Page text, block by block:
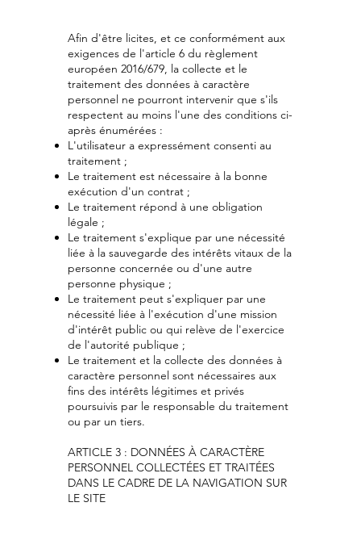
Afin d'être licites, et ce conformément aux
exigences de l'article 6 du règlement
européen 2016/679, la collecte et le
traitement des données à caractère
personnel ne pourront intervenir que s'ils
respectent au moins l'une des conditions ci-
après énumérées :
L'utilisateur a expressément consenti au
traitement ;
Le traitement est nécessaire à la bonne
exécution d'un contrat ;
Le traitement répond à une obligation
légale ;
Le traitement s'explique par une nécessité
liée à la sauvegarde des intérêts vitaux de la
personne concernée ou d'une autre
personne physique ;
Le traitement peut s'expliquer par une
nécessité liée à l'exécution d'une mission
d'intérêt public ou qui relève de l'exercice
de l'autorité publique ;
Le traitement et la collecte des données à
caractère personnel sont nécessaires aux
fins des intérêts légitimes et privés
poursuivis par le responsable du traitement
ou par un tiers.
ARTICLE 3 : DONNÉES À CARACTÈRE
PERSONNEL COLLECTÉES ET TRAITÉES
DANS LE CADRE DE LA NAVIGATION SUR
LE SITE